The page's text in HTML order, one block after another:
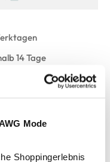
Mode
Shoppingerlebnis
14 Tage